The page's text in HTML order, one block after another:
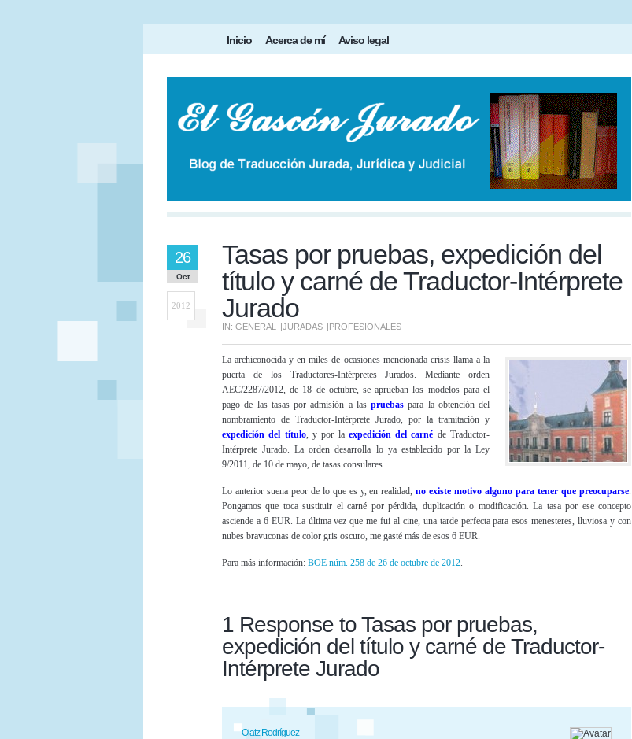
Inicio Acerca de mí Aviso legal
Tasas por pruebas, expedición del
título y carné de Traductor-Intérprete
Jurado
IN: GENERAL |JURADAS |PROFESIONALES
26
Oct
2012
La archiconocida y en miles de ocasiones mencionada crisis llama a la
puerta de los Traductores-Intérpretes Jurados. Mediante orden
AEC/2287/2012, de 18 de octubre, se aprueban los modelos para el
pago de las tasas por admisión a las pruebaspara la obtención del
nombramiento de Traductor-Intérprete Jurado, por la tramitación y
expedición del título, y por la expedición del carné de Traductor-
Intérprete Jurado. La orden desarrolla lo ya establecido por la Ley
9/2011, de 10 de mayo, de tasas consulares.
Lo anterior suena peor de lo que es y, en realidad,no existe motivo alguno para tener que preocuparse.
Pongamos que toca sustituir el carné por pérdida, duplicación o modificación. La tasa por ese concepto
asciende a 6 EUR. La última vez que me fui al cine, una tarde perfecta para esos menesteres, lluviosa y con
nubes bravuconas de color gris oscuro, me gasté más de esos 6 EUR.
Para más información: BOE núm. 258 de 26 de octubre de 2012.
1 Response to Tasas por pruebas,
expedición del título y carné de Traductor-
Intérprete Jurado
Olatz Rodríguez